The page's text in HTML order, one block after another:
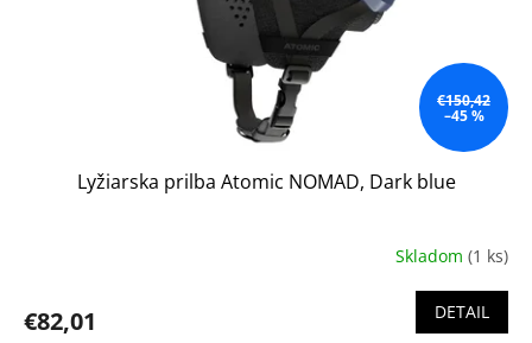
€150,42
–45 %
Lyžiarska prilba Atomic NOMAD, Dark blue
Skladom (1 ks)
€82,01 DETAIL